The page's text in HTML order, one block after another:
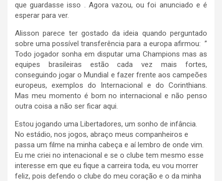
que guardasse isso . Agora vazou, ou foi anunciado e é
esperar para ver.
Alisson parece ter gostado da ideia quando perguntado
sobre uma possível transferência para a europa afirmou: ”
Todo jogador sonha em disputar uma Champions mas as
equipes brasileiras estão cada vez mais fortes,
conseguindo jogar o Mundial e fazer frente aos campeões
europeus, exemplos do Internacional e do Corinthians.
Mas meu momento é bom no internacional e não penso
outra coisa a não ser ficar aqui.
Estou jogando uma Libertadores, um sonho de infância.
No estádio, nos jogos, abraço meus companheiros e
passa um filme na minha cabeça e aí lembro de onde vim.
Eu me criei no intenacional e se o clube tem mesmo esse
interesse em que eu fique a carreira toda, eu vou morrer
feliz, pois defendo o clube do meu coração e o da minha